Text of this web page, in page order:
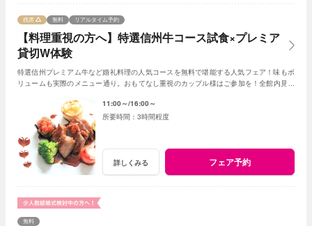
【料理重視の方へ】特選信州牛コース試食×プレミア
貸切W体験
残席 無料 リアルタイム予約
特選信州プレミアム牛など婚礼料理の人気コースを無料で堪能する人気フェア！味もボ
リュームも実際のメニュー通り。おもてなし重視のカップル様はご参加を！全館内見学
11:00～ 16:00～
3時間程度
詳しくみる フェア予約
無料